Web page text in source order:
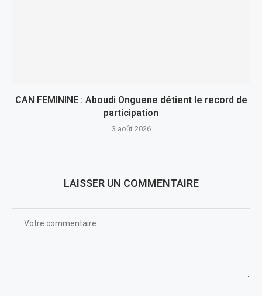
CAN FEMININE : Aboudi Onguene détient le record de
participation
3 août 2026
LAISSER UN COMMENTAIRE